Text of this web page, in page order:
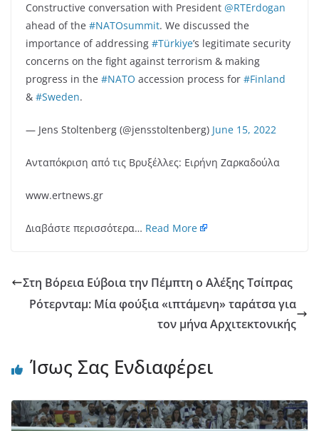
Constructive conversation with President @RTErdogan
ahead of the #NATOsummit. We discussed the
importance of addressing #Türkiye’s legitimate security
concerns on the fight against terrorism & making
progress in the #NATO accession process for #Finland
& #Sweden.
— Jens Stoltenberg (@jensstoltenberg) June 15, 2022
Ανταπόκριση από τις Βρυξέλλες: Ειρήνη Ζαρκαδούλα
www.ertnews.gr
Διαβάστε περισσότερα… Read More
Στη Βόρεια Εύβοια την Πέμπτη ο Αλέξης Τσίπρας
Ρότερνταμ: Μία φούξια «ιπτάμενη» ταράτσα για
τον μήνα Αρχιτεκτονικής
Ίσως Σας Ενδιαφέρει